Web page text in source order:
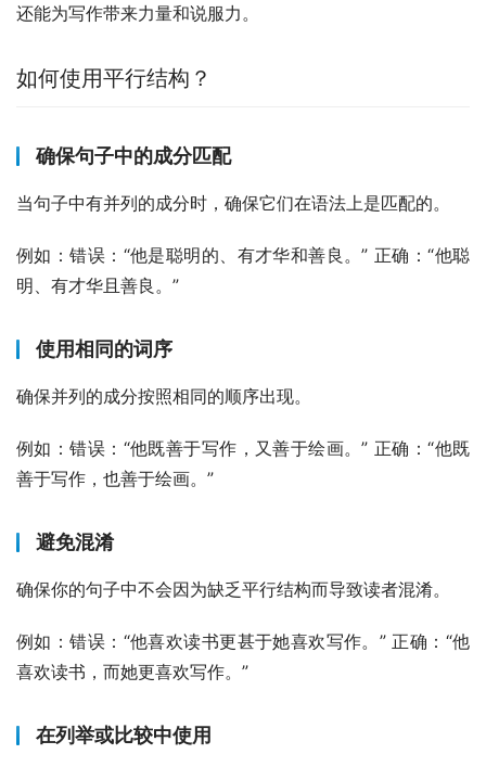
还能为写作带来力量和说服力。
如何使用平行结构？
确保句子中的成分匹配
当句子中有并列的成分时，确保它们在语法上是匹配的。
例如：错误：“他是聪明的、有才华和善良。” 正确：“他聪
明、有才华且善良。”
使用相同的词序
确保并列的成分按照相同的顺序出现。
例如：错误：“他既善于写作，又善于绘画。” 正确：“他既
善于写作，也善于绘画。”
避免混淆
确保你的句子中不会因为缺乏平行结构而导致读者混淆。
例如：错误：“他喜欢读书更甚于她喜欢写作。” 正确：“他
喜欢读书，而她更喜欢写作。”
在列举或比较中使用